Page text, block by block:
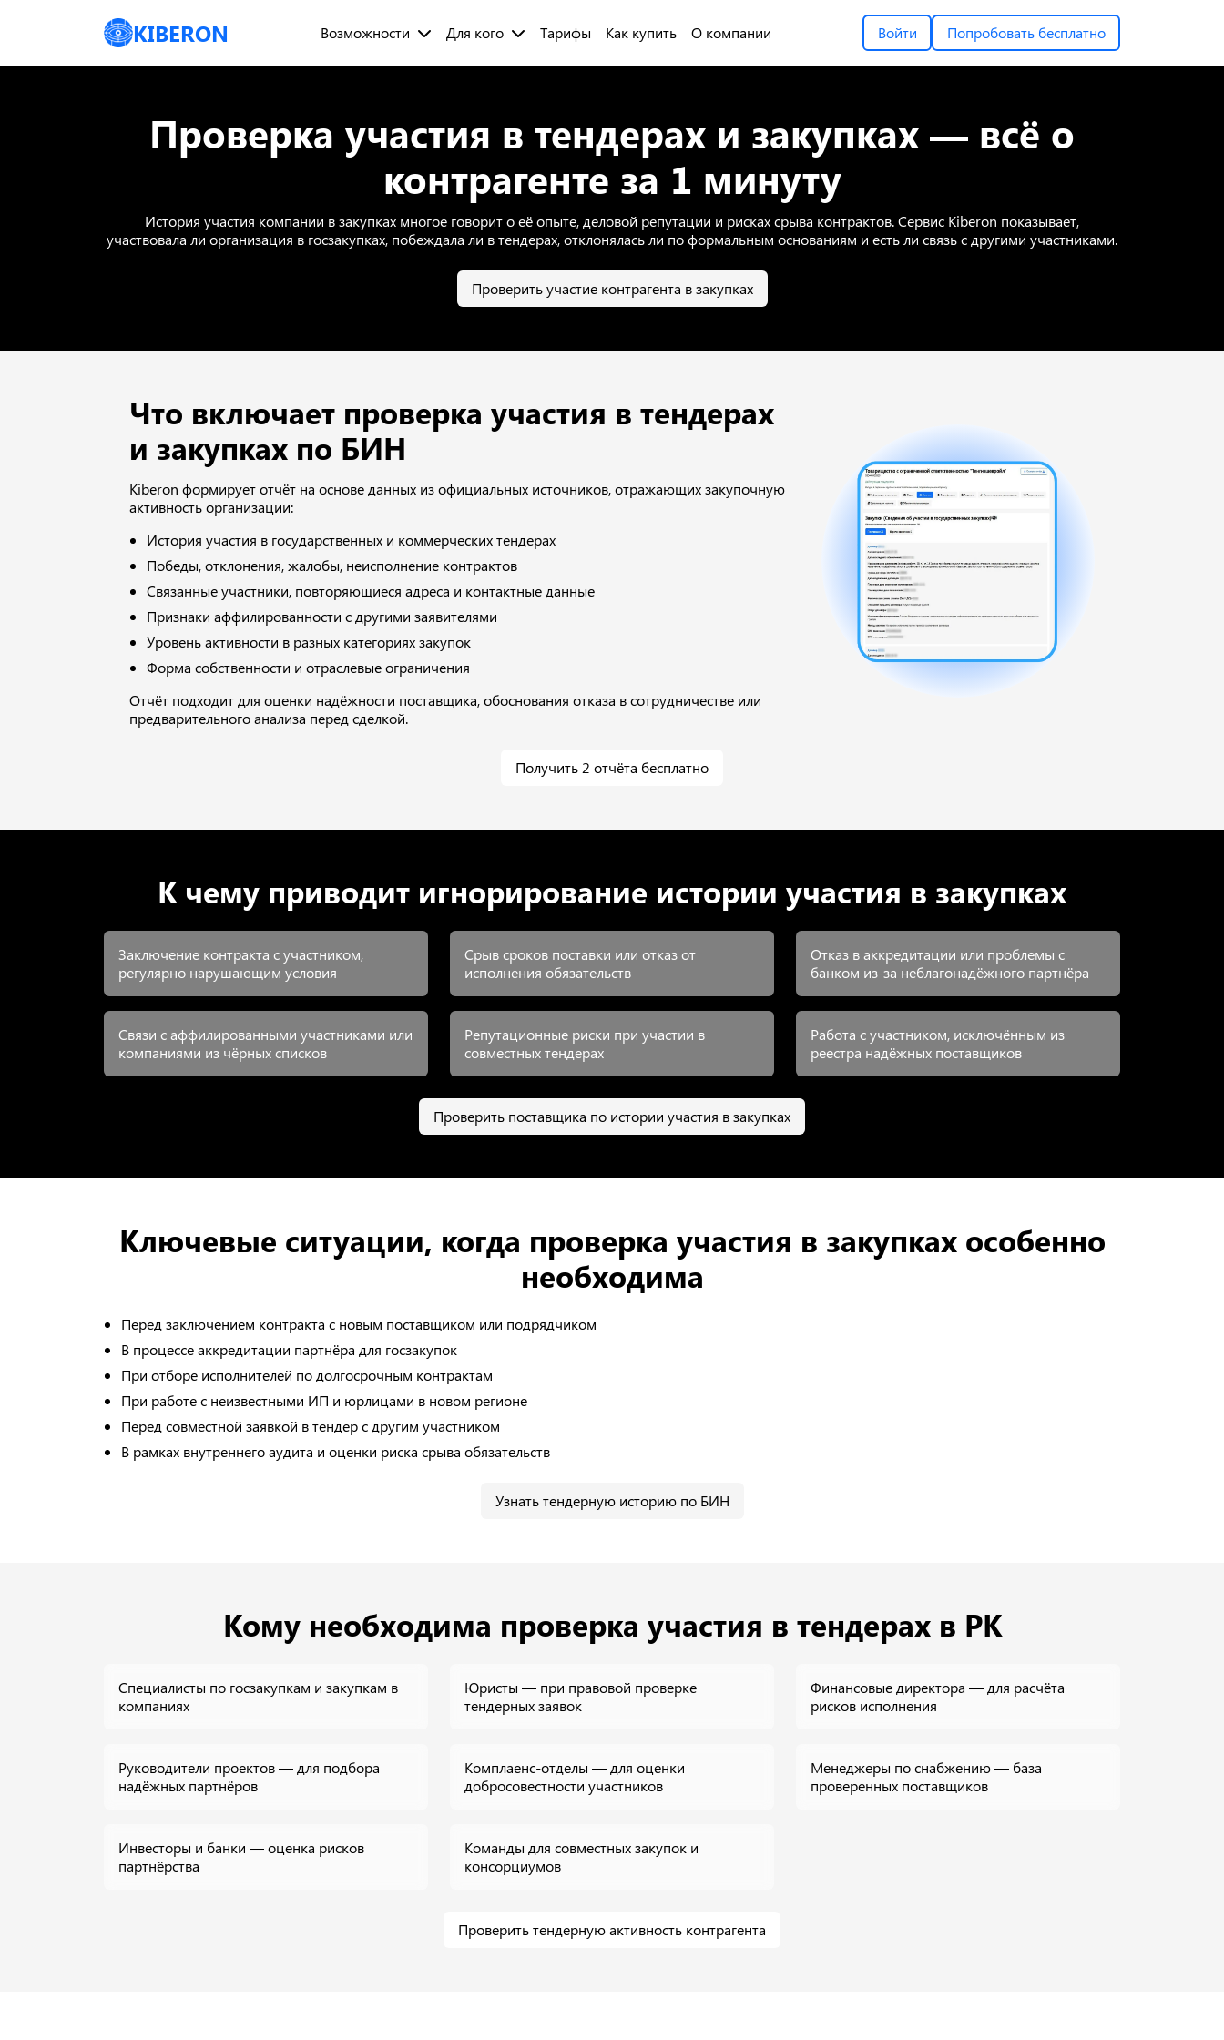
KIBERON Возможности Для кого Тарифы Как купить О компании Войти Попробовать бесплатно
Проверка участия в тендерах и закупках — всё о
контрагенте за 1 минуту
История участия компании в закупках многое говорит о её опыте, деловой репутации и рисках срыва контрактов. Сервис Kiberon показывает,
участвовала ли организация в госзакупках, побеждала ли в тендерах, отклонялась ли по формальным основаниям и есть ли связь с другими участниками.
Проверить участие контрагента в закупках
Что включает проверка участия в тендерах
и закупках по БИН
Kiberon формирует отчёт на основе данных из официальных источников, отражающих закупочную
активность организации:
История участия в государственных и коммерческих тендерах
Победы, отклонения, жалобы, неисполнение контрактов
Связанные участники, повторяющиеся адреса и контактные данные
Признаки аффилированности с другими заявителями
Уровень активности в разных категориях закупок
Форма собственности и отраслевые ограничения
Отчёт подходит для оценки надёжности поставщика, обоснования отказа в сотрудничестве или
предварительного анализа перед сделкой.
Получить 2 отчёта бесплатно
К чему приводит игнорирование истории участия в закупках
Заключение контракта с участником,
регулярно нарушающим условия
Срыв сроков поставки или отказ от
исполнения обязательств
Отказ в аккредитации или проблемы с
банком из-за неблагонадёжного партнёра
Связи с аффилированными участниками или
компаниями из чёрных списков
Репутационные риски при участии в
совместных тендерах
Работа с участником, исключённым из
реестра надёжных поставщиков
Проверить поставщика по истории участия в закупках
Ключевые ситуации, когда проверка участия в закупках особенно
необходима
Перед заключением контракта с новым поставщиком или подрядчиком
В процессе аккредитации партнёра для госзакупок
При отборе исполнителей по долгосрочным контрактам
При работе с неизвестными ИП и юрлицами в новом регионе
Перед совместной заявкой в тендер с другим участником
В рамках внутреннего аудита и оценки риска срыва обязательств
Узнать тендерную историю по БИН
Кому необходима проверка участия в тендерах в РК
Специалисты по госзакупкам и закупкам в
компаниях
Юристы — при правовой проверке
тендерных заявок
Финансовые директора — для расчёта
рисков исполнения
Руководители проектов — для подбора
надёжных партнёров
Комплаенс-отделы — для оценки
добросовестности участников
Менеджеры по снабжению — база
проверенных поставщиков
Инвесторы и банки — оценка рисков
партнёрства
Команды для совместных закупок и
консорциумов
Проверить тендерную активность контрагента